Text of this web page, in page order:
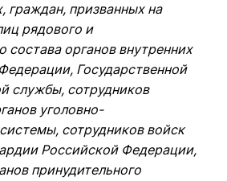
граждан, призванных на
рядового и
состава органов внутренних
Государственной
службы, сотрудников
уголовно-
сотрудников войск
Российской Федерации,
принудительного